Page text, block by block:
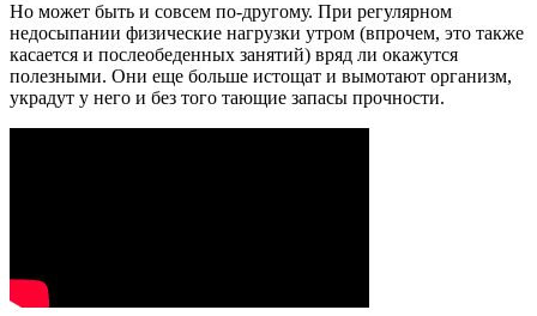
Но может быть и совсем по-другому. При регулярном
недосыпании физические нагрузки утром (впрочем, это также
касается и послеобеденных занятий) вряд ли окажутся
полезными. Они еще больше истощат и вымотают организм,
украдут у него и без того тающие запасы прочности.